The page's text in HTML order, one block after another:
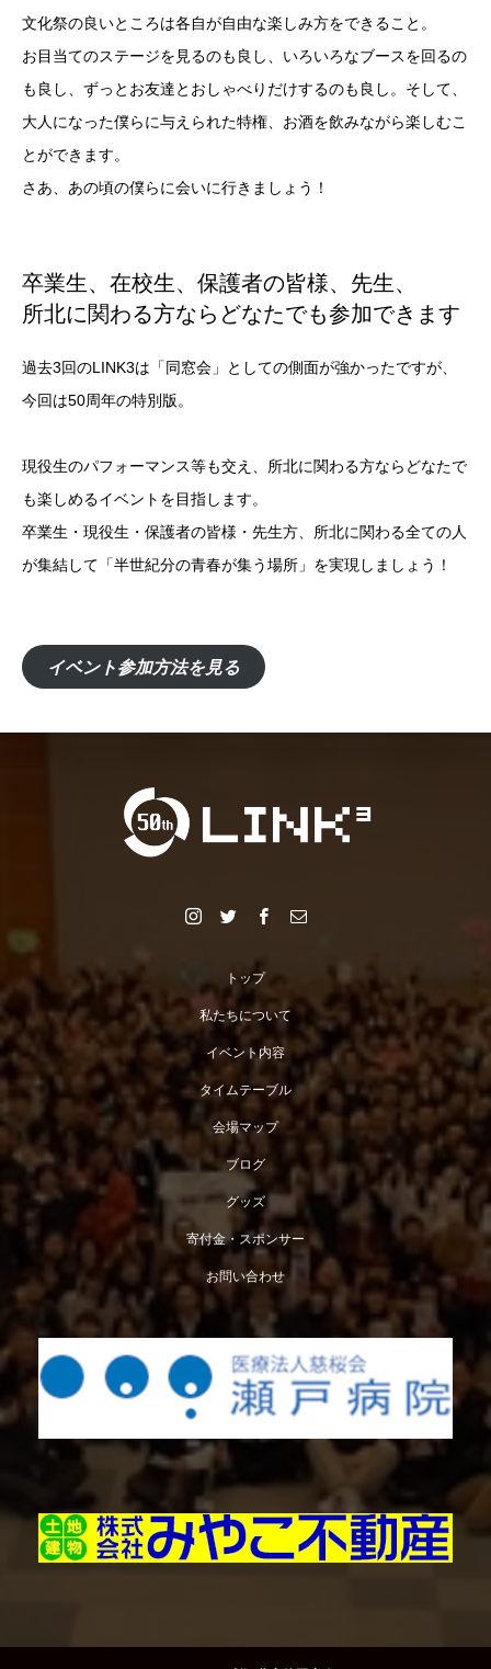
文化祭の良いところは各自が自由な楽しみ方をできること。
お目当てのステージを見るのも良し、いろいろなブースを回るの
も良し、ずっとお友達とおしゃべりだけするのも良し。そして、
大人になった僕らに与えられた特権、お酒を飲みながら楽しむこ
とができます。
さあ、あの頃の僕らに会いに行きましょう！
卒業生、在校生、保護者の皆様、先生、
所北に関わる方ならどなたでも参加できます
過去3回のLINK3は「同窓会」としての側面が強かったですが、
今回は50周年の特別版。
現役生のパフォーマンス等も交え、所北に関わる方ならどなたで
も楽しめるイベントを目指します。
卒業生・現役生・保護者の皆様・先生方、所北に関わる全ての人
が集結して「半世紀分の青春が集う場所」を実現しましょう！
イベント参加方法を見る
トップ
私たちについて
イベント内容
タイムテーブル
会場マップ
ブログ
グッズ
寄付金・スポンサー
お問い合わせ